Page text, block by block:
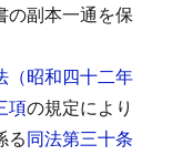
の副本一通を保
（昭和四十二年
項の規定により
る同法第三十条